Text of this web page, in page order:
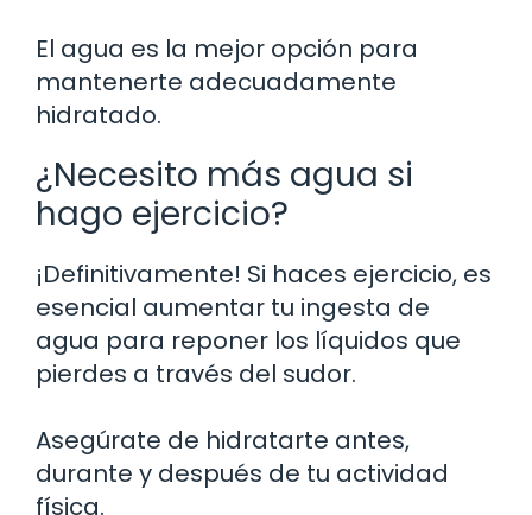
El agua es la mejor opción para
mantenerte adecuadamente
hidratado.
¿Necesito más agua si
hago ejercicio?
¡Definitivamente! Si haces ejercicio, es
esencial aumentar tu ingesta de
agua para reponer los líquidos que
pierdes a través del sudor.
Asegúrate de hidratarte antes,
durante y después de tu actividad
física.